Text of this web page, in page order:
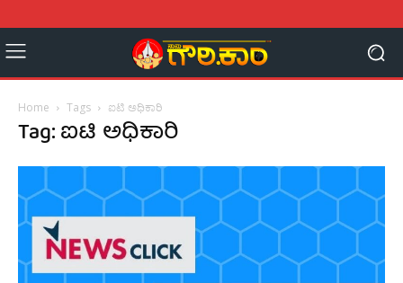
Home Tags ಐಟಿ ಅಧಿಕಾರಿ
Tag: ಐಟಿ ಅಧಿಕಾರಿ